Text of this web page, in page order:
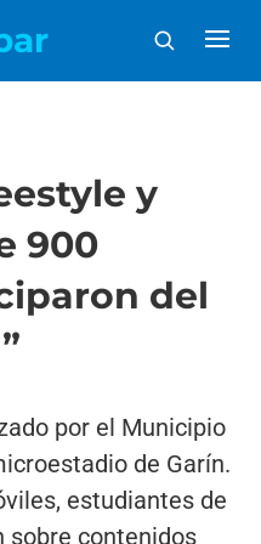
y
900
del
por el Municipio
de Garín.
estudiantes de
sobre contenidos